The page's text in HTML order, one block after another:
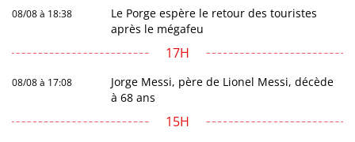
08/08 à 18:38
Le Porge espère le retour des touristes
après le mégafeu
17H
08/08 à 17:08
Jorge Messi, père de Lionel Messi, décède
à 68 ans
15H